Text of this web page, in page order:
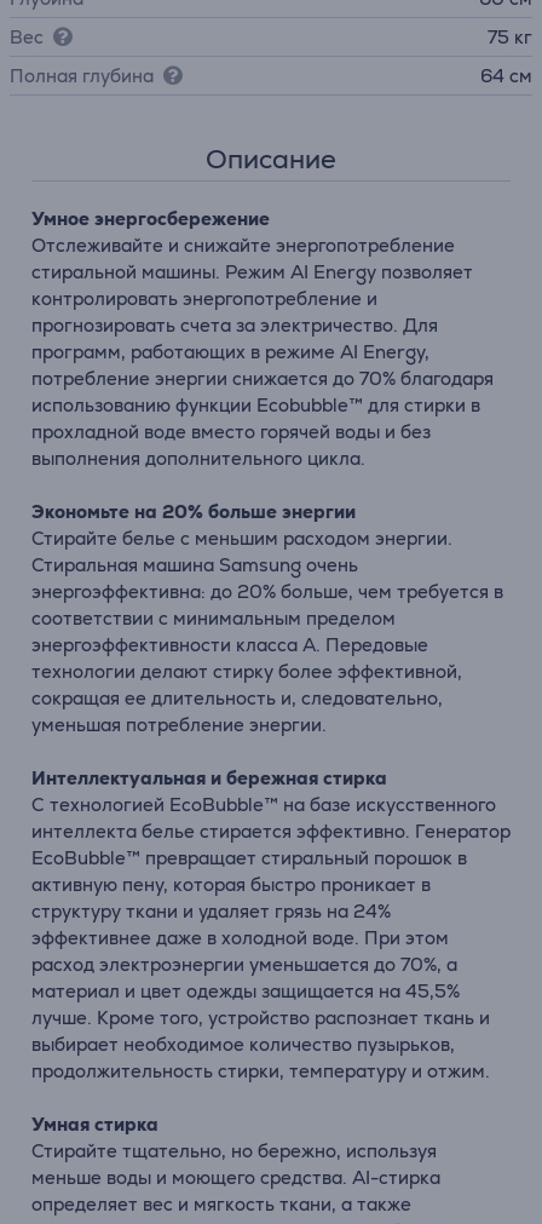
Вес
75 кг
Полная глубина
64 см
Описание
Умное энергосбережение
Отслеживайте и снижайте энергопотребление
стиральной машины. Режим AI Energy позволяет
контролировать энергопотребление и
прогнозировать счета за электричество. Для
программ, работающих в режиме AI Energy,
потребление энергии снижается до 70% благодаря
использованию функции Ecobubble™ для стирки в
прохладной воде вместо горячей воды и без
выполнения дополнительного цикла.
Экономьте на 20% больше энергии
Стирайте белье с меньшим расходом энергии.
Стиральная машина Samsung очень
энергоэффективна: до 20% больше, чем требуется в
соответствии с минимальным пределом
энергоэффективности класса А. Передовые
технологии делают стирку более эффективной,
сокращая ее длительность и, следовательно,
уменьшая потребление энергии.
Интеллектуальная и бережная стирка
С технологией EcoBubble™ на базе искусственного
интеллекта белье стирается эффективно. Генератор
EcoBubble™ превращает стиральный порошок в
активную пену, которая быстро проникает в
структуру ткани и удаляет грязь на 24%
эффективнее даже в холодной воде. При этом
расход электроэнергии уменьшается до 70%, а
материал и цвет одежды защищается на 45,5%
лучше. Кроме того, устройство распознает ткань и
выбирает необходимое количество пузырьков,
продолжительность стирки, температуру и отжим.
Умная стирка
Стирайте тщательно, но бережно, используя
меньше воды и моющего средства. AI-стирка
определяет вес и мягкость ткани, а также